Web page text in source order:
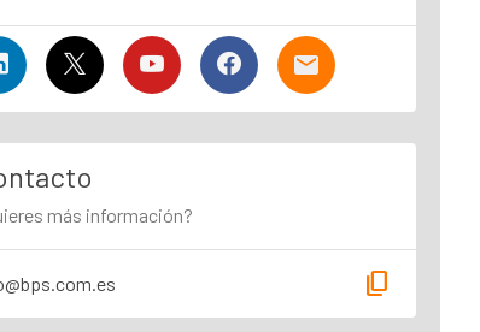
más información?
content_copy